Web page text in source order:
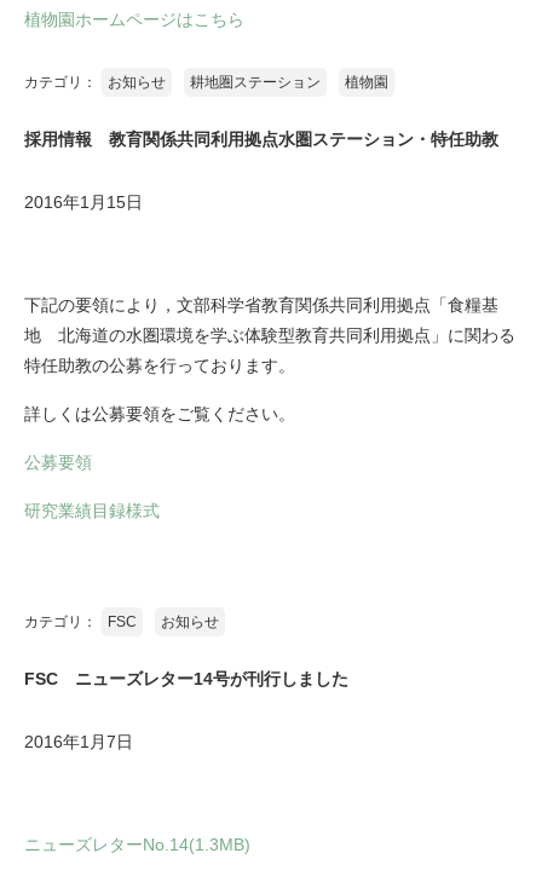
植物園ホームページはこちら
カテゴリ： お知らせ 耕地圏ステーション 植物園
採用情報 教育関係共同利用拠点水圏ステーション・特任助教
2016年1月15日
下記の要領により，文部科学省教育関係共同利用拠点「食糧基
地 北海道の水圏環境を学ぶ体験型教育共同利用拠点」に関わる
特任助教の公募を行っております。
詳しくは公募要領をご覧ください。
公募要領
研究業績目録様式
カテゴリ： FSC お知らせ
FSC ニューズレター14号が刊行しました
2016年1月7日
ニューズレターNo.14(1.3MB)